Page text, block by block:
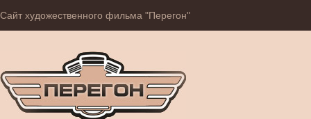
Сайт художественного фильма "Перегон"